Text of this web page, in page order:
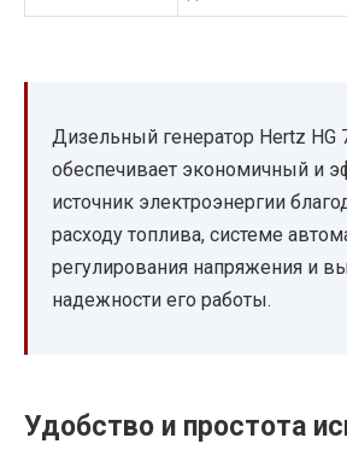
Дизельный генератор Hertz HG
обеспечивает экономичный и
источник электроэнергии
расходу топлива, системе
регулирования напряжения и
надежности его работы.
Удобство и простота